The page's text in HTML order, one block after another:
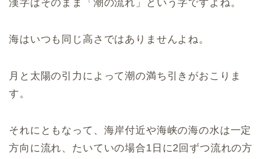
漢字はそのまま「潮の流れ」という字ですよね。
海はいつも同じ高さではありませんよね。
月と太陽の引力によって潮の満ち引きがおこりま
す。
それにともなって、海岸付近や海峡の海の水は一定
方向に流れ、たいていの場合1日に2回ずつ流れの方